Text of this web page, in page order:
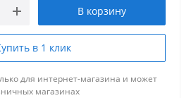
В корзину
в 1 клик
для интернет-магазина и может
магазинах